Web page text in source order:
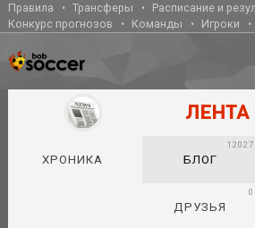
Правила Трансферы
Расписание и
Конкурс прогнозов
Команды Игроки
ЛЕНТА
ХРОНИКА БЛОГ
12027
ДРУЗЬЯ
0